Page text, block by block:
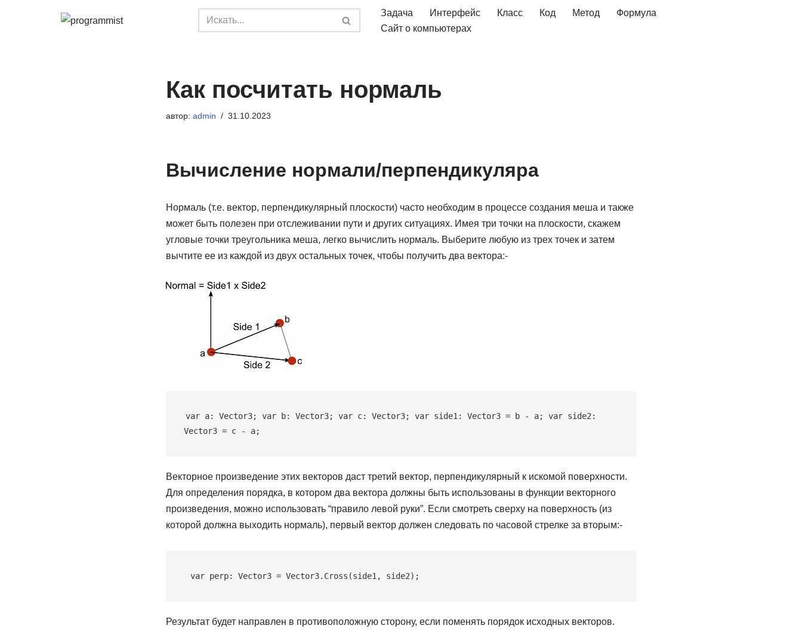
Задача Интерфейс Класс Код Метод
Формула
Сайт о компьютерах
Как посчитать нормаль
автор: admin 31.10.2023
Вычисление нормали/перпендикуляра
Нормаль (т.е. вектор, перпендикулярный плоскости) часто необходим в процессе создания меша и также
может быть полезен при отслеживании пути и других ситуациях. Имея три точки на плоскости, скажем
угловые точки треугольника меша, легко вычислить нормаль. Выберите любую из трех точек и затем
вычтите ее из каждой из двух остальных точек, чтобы получить два вектора:-
var a: Vector3; var b: Vector3; var c: Vector3; var side1: Vector3 = b - a; var side2:
Vector3 = c - a;
Векторное произведение этих векторов даст третий вектор, перпендикулярный к искомой поверхности.
Для определения порядка, в котором два вектора должны быть использованы в функции векторного
произведения, можно использовать “правило левой руки”. Если смотреть сверху на поверхность (из
которой должна выходить нормаль), первый вектор должен следовать по часовой стрелке за вторым:-
var perp: Vector3 = Vector3.Cross(side1, side2);
Результат будет направлен в противоположную сторону, если поменять порядок исходных векторов.